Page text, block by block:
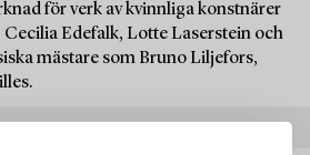
för verk av kvinnliga konstnärer
Cecilia Edefalk, Lotte Laserstein och
mästare som Bruno Liljefors,